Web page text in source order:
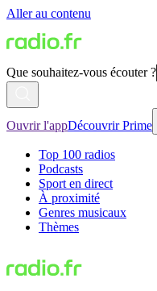
Aller au contenu
Que souhaitez-vous écouter ?
Ouvrir l'appDécouvrir Prime
Top 100 radios
Podcasts
Sport en direct
À proximité
Genres musicaux
Thèmes